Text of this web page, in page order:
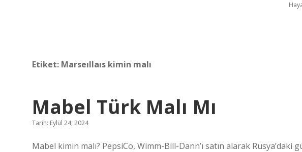
Etiket: Marseıllaıs kimin malı
Mabel Türk Malı Mı
Tarih: Eylül 24, 2024
Mabel kimin malı? PepsiCo, Wimm-Bill-Dann’ı satın alarak Rusya’daki